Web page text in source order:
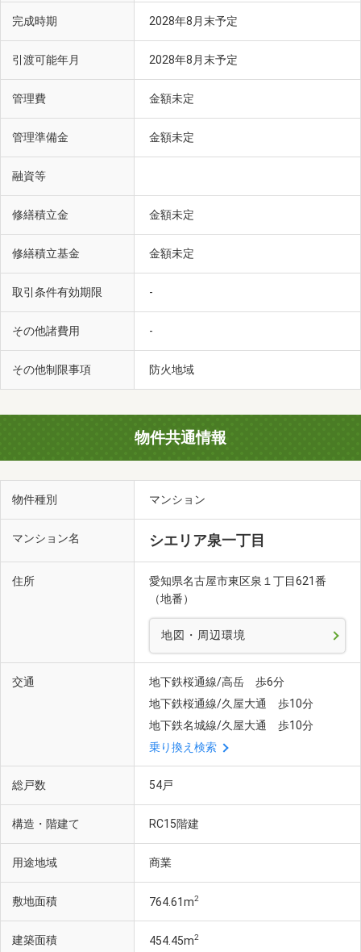
完成時期 2028年8月末予定
引渡可能年月 2028年8月末予定
管理費 金額未定
管理準備金 金額未定
融資等
修繕積立金 金額未定
修繕積立基金 金額未定
取引条件有効期限 -
その他諸費用 -
その他制限事項 防火地域
物件共通情報
物件種別 マンション
マンション名 シエリア泉一丁目
住所
愛知県名古屋市東区泉１丁目621番
（地番）
地図・周辺環境
交通
地下鉄桜通線/高岳 歩6分
地下鉄桜通線/久屋大通 歩10分
地下鉄名城線/久屋大通 歩10分
乗り換え検索
総戸数 54戸
構造・階建て RC15階建
用途地域 商業
敷地面積 764.61m2
建築面積 454.45m2